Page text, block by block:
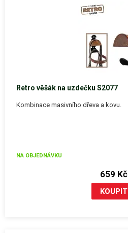
Retro věšák na uzdečku S2077
Kombinace masivního dřeva a kovu.
NA OBJEDNÁVKU
659 Kč